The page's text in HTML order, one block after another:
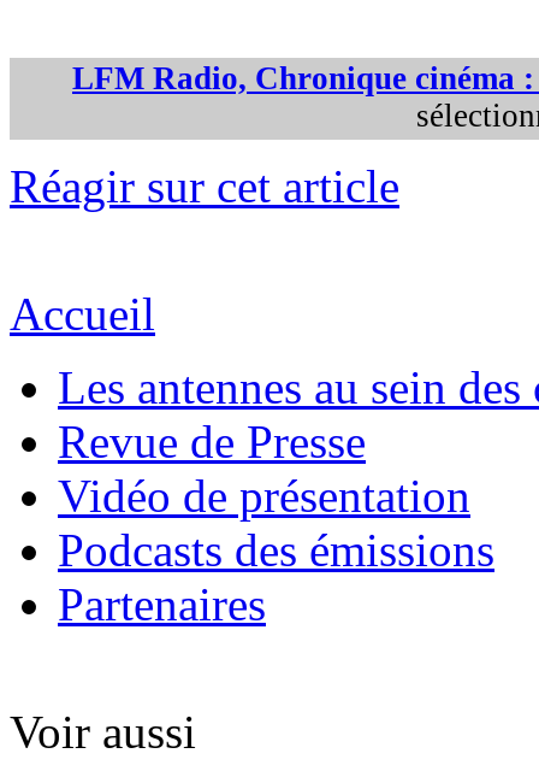
LFM Radio, Chronique cinéma :
Réagir sur cet article
Accueil
Les antennes au sein des
Revue de Presse
Vidéo de présentation
Podcasts des émissions
Partenaires
Voir aussi